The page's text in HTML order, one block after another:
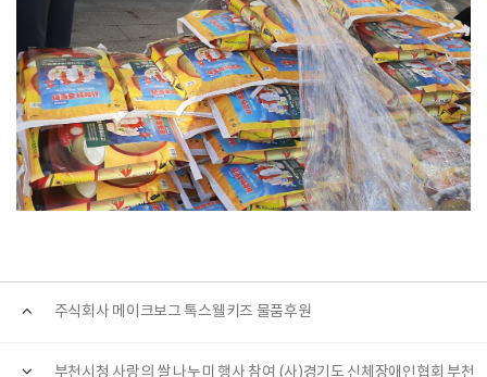
주식회사 메이크보그 톡스웰키즈 물품후원
부천시청 사랑의 쌀 나누미 행사 참여 (사)경기도 신체장애인협회 부천